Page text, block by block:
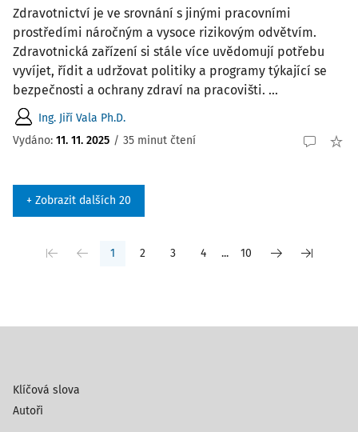
Zdravotnictví je ve srovnání s jinými pracovními
prostředími náročným a vysoce rizikovým odvětvím.
Zdravotnická zařízení si stále více uvědomují potřebu
vyvíjet, řídit a udržovat politiky a programy týkající se
bezpečnosti a ochrany zdraví na pracovišti. ...
Ing. Jiří Vala Ph.D.
Vydáno: 11. 11. 2025 / 35 minut čtení
+ Zobrazit dalších 20
1 2 3 4 ... 10
Klíčová slova
Autoři